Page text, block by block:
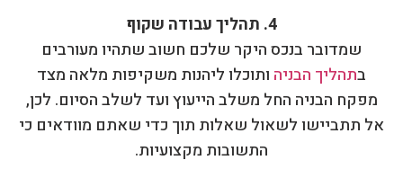
4. תהליך עבודה שקוף
שמדובר בנכס היקר שלכם חשוב שתהיו מעורבים
בתהליך הבניה ותוכלו ליהנות משקיפות מלאה מצד
מפקח הבניה החל משלב הייעוץ ועד לשלב הסיום. לכן,
אל תתביישו לשאול שאלות תוך כדי שאתם מוודאים כי
התשובות מקצועיות.